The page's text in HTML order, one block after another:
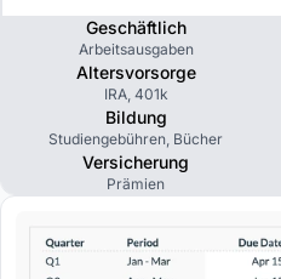
Geschäftlich
Arbeitsausgaben
Altersvorsorge
IRA, 401k
Bildung
Studiengebühren, Bücher
Versicherung
Prämien